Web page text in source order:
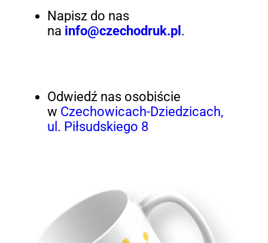
Napisz do nas
na info@czechodruk.pl .
Odwiedź nas osobiście
w Czechowicach-Dziedzicach,
ul. Piłsudskiego 8